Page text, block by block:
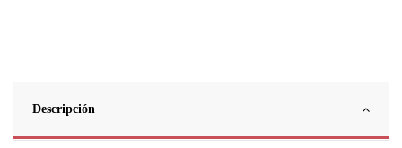
Descripción